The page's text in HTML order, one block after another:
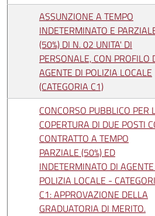
ASSUNZIONE A TEMPO
INDETERMINATO E
(50%) DI N. 02 UNITA' DI
PERSONALE, CON PROFILO
AGENTE DI POLIZIA LOCALE
(CATEGORIA C1)
CONCORSO PUBBLICO PER
COPERTURA DI DUE POSTI
CONTRATTO A TEMPO
PARZIALE (50%) ED
INDETERMINATO DI
POLIZIA LOCALE -
C1: APPROVAZIONE DELLA
GRADUATORIA DI MERITO.